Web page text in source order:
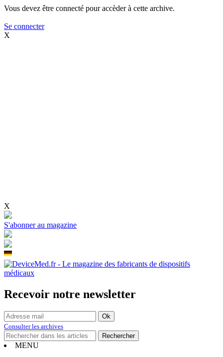
Vous devez être connecté pour accèder à cette archive.
Se connecter
X
X
S'abonner au magazine
Recevoir notre newsletter
Consulter les archives
MENU